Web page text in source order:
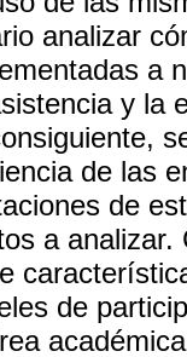
analizar
a
y la
de las
de
a
de